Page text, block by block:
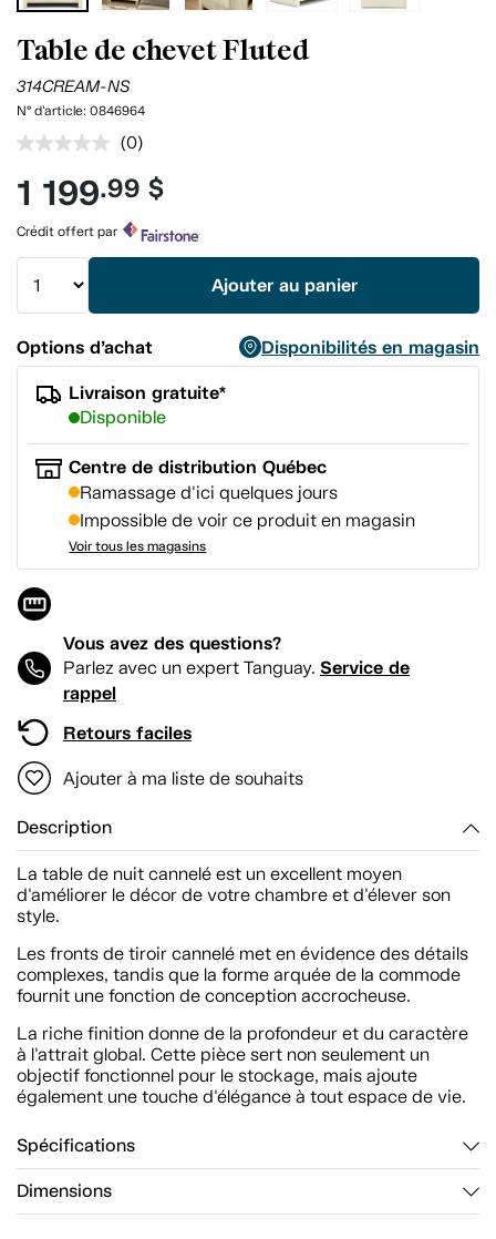
Table de chevet Fluted
314CREAM-NS
N° d'article: 0846964
Aucune
pour
ce
produit.
Lien
vers
page.
(0)
1 199.99 $
Crédit offert par
Ajouter au panier
Options d’achat
Disponibilités en magasin
Livraison gratuite*
Disponible
Centre de distribution Québec
Ramassage d'ici quelques jours
Impossible de voir ce produit en magasin
Voir tous les magasins
Vous avez des questions?
Parlez avec un expert Tanguay. Service de
rappel
Retours faciles
Ajouter à ma liste de souhaits
Description
La table de nuit cannelé est un excellent moyen
d'améliorer le décor de votre chambre et d'élever son
style.
Les fronts de tiroir cannelé met en évidence des détails
complexes, tandis que la forme arquée de la commode
fournit une fonction de conception accrocheuse.
La riche finition donne de la profondeur et du caractère
à l'attrait global. Cette pièce sert non seulement un
objectif fonctionnel pour le stockage, mais ajoute
également une touche d'élégance à tout espace de vie.
Spécifications
Dimensions